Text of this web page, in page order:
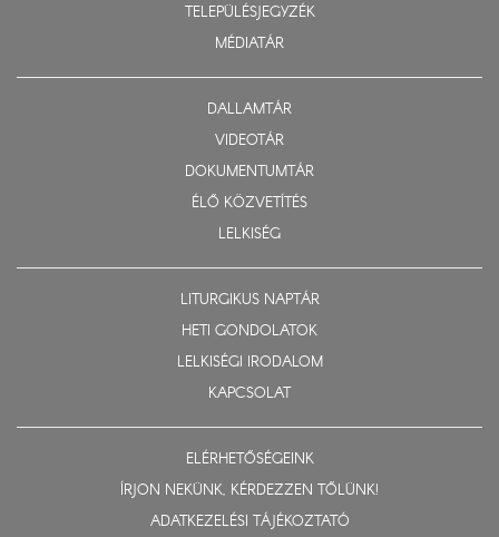
TELEPÜLÉSJEGYZÉK
MÉDIATÁR
DALLAMTÁR
VIDEOTÁR
DOKUMENTUMTÁR
ÉLŐ KÖZVETÍTÉS
LELKISÉG
LITURGIKUS NAPTÁR
HETI GONDOLATOK
LELKISÉGI IRODALOM
KAPCSOLAT
ELÉRHETŐSÉGEINK
ÍRJON NEKÜNK, KÉRDEZZEN TŐLÜNK!
ADATKEZELÉSI TÁJÉKOZTATÓ